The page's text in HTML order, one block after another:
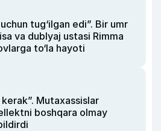
tug‘ilgan edi”. Bir umr
va dublyaj ustasi Rimma
to‘la hayoti
Mutaxassislar
boshqara olmay